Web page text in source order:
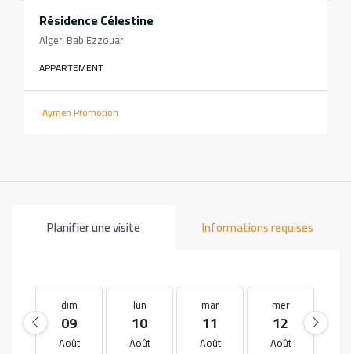
Résidence Célestine
Alger, Bab Ezzouar
APPARTEMENT
Aymen Promotion
Planifier une visite Informations requises
dim
09
Août
lun
10
Août
mar
11
Août
mer
12
Août